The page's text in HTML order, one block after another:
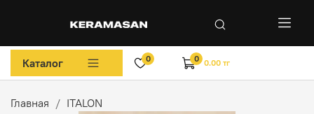
Каталог 0 0 0.00 тг
Главная ITALON